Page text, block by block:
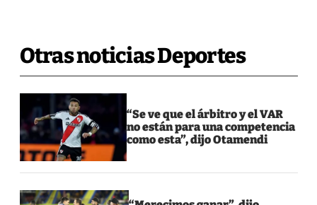
Otras noticias Deportes
“Se ve que el árbitro y el VAR
no están para una competencia
como esta”, dijo Otamendi